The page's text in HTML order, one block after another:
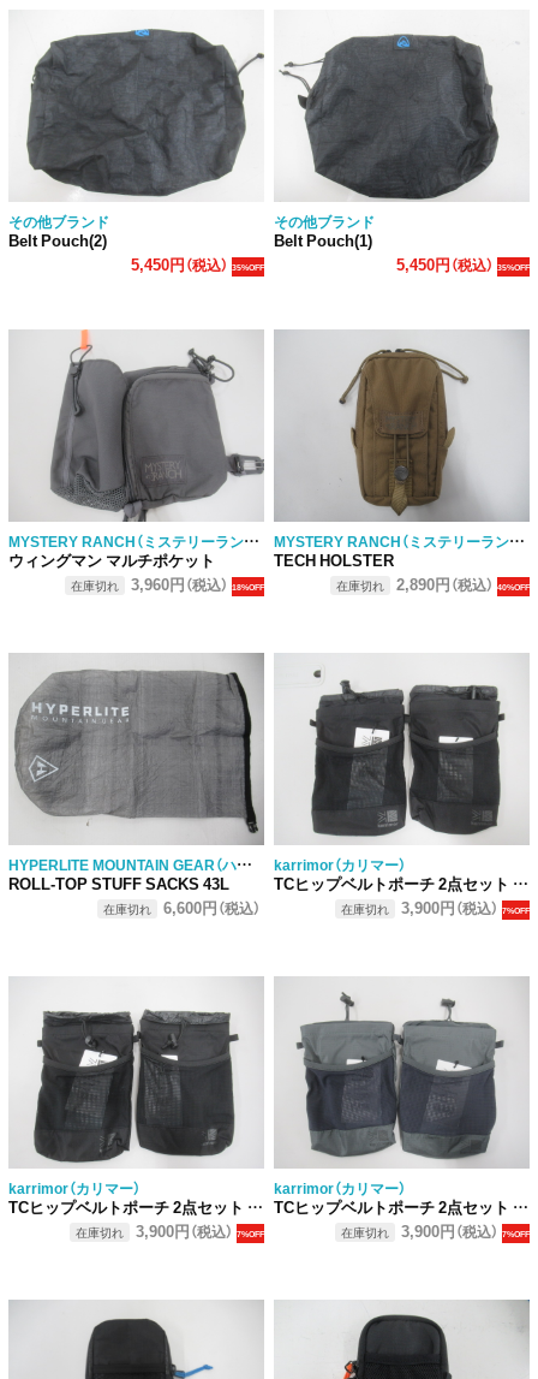
その他ブランド
Belt Pouch(2)
5,450円（税込） 35%OFF
その他ブランド
Belt Pouch(1)
5,450円（税込） 35%OFF
MYSTERY RANCH（ミステリーランチ）
ウィングマン マルチポケット
在庫切れ 3,960円（税込） 18%OFF
MYSTERY RANCH（ミステリーランチ）
TECH HOLSTER
在庫切れ 2,890円（税込） 40%OFF
HYPERLITE MOUNTAIN GEAR（ハイパーライトマウンテンギア）
ROLL-TOP STUFF SACKS 43L
在庫切れ 6,600円（税込）
karrimor（カリマー）
TCヒップベルトポーチ 2点セット (3)
在庫切れ 3,900円（税込） 7%OFF
karrimor（カリマー）
TCヒップベルトポーチ 2点セット (2)
在庫切れ 3,900円（税込） 7%OFF
karrimor（カリマー）
TCヒップベルトポーチ 2点セット (1)
在庫切れ 3,900円（税込） 7%OFF